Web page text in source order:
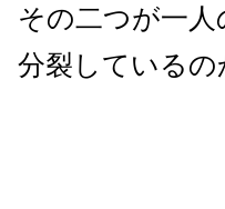
その二つが一
分裂している